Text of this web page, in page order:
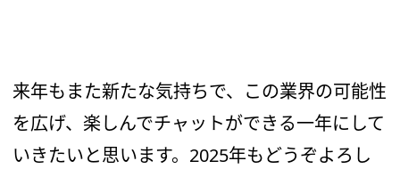
来年もまた新たな気持ちで、この業界の可能性
を広げ、楽しんでチャットができる一年にして
いきたいと思います。2025年もどうぞよろし